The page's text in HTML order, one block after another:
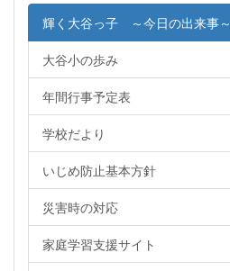
輝く大谷っ子 ～今日の出来事～
大谷小の歩み
年間行事予定表
学校だより
いじめ防止基本方針
災害時の対応
家庭学習支援サイト